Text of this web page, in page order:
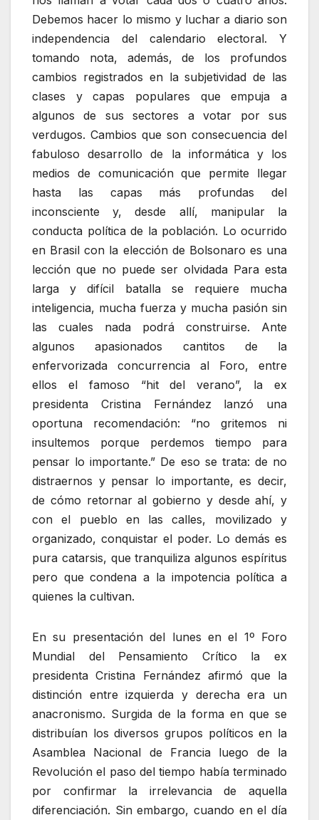
Debemos hacer lo mismo y luchar a diario son
independencia del calendario electoral. Y
tomando nota, además, de los profundos
cambios registrados en la subjetividad de las
clases y capas populares que empuja a
algunos de sus sectores a votar por sus
verdugos. Cambios que son consecuencia del
fabuloso desarrollo de la informática y los
medios de comunicación que permite llegar
hasta las capas más profundas del
inconsciente y, desde allí, manipular la
conducta política de la población. Lo ocurrido
en Brasil con la elección de Bolsonaro es una
lección que no puede ser olvidada Para esta
larga y difícil batalla se requiere mucha
inteligencia, mucha fuerza y mucha pasión sin
las cuales nada podrá construirse. Ante
algunos apasionados cantitos de la
enfervorizada concurrencia al Foro, entre
ellos el famoso “hit del verano”, la ex
presidenta Cristina Fernández lanzó una
oportuna recomendación: “no gritemos ni
insultemos porque perdemos tiempo para
pensar lo importante.” De eso se trata: de no
distraernos y pensar lo importante, es decir,
de cómo retornar al gobierno y desde ahí, y
con el pueblo en las calles, movilizado y
organizado, conquistar el poder. Lo demás es
pura catarsis, que tranquiliza algunos espíritus
pero que condena a la impotencia política a
quienes la cultivan.
En su presentación del lunes en el 1º Foro
Mundial del Pensamiento Crítico la ex
presidenta Cristina Fernández afirmó que la
distinción entre izquierda y derecha era un
anacronismo. Surgida de la forma en que se
distribuían los diversos grupos políticos en la
Asamblea Nacional de Francia luego de la
Revolución el paso del tiempo había terminado
por confirmar la irrelevancia de aquella
diferenciación. Sin embargo, cuando en el día